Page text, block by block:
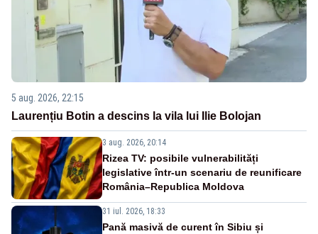
5 aug. 2026, 22:15
Laurențiu Botin a descins la vila lui Ilie Bolojan
3 aug. 2026, 20:14
Rizea TV: posibile vulnerabilități
legislative într-un scenariu de reunificare
România–Republica Moldova
31 iul. 2026, 18:33
Pană masivă de curent în Sibiu și